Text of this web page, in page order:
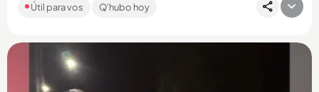
Sandiego tendrá actividades gratuitas en agosto con motivo
Útil para vos Q'hubo hoy